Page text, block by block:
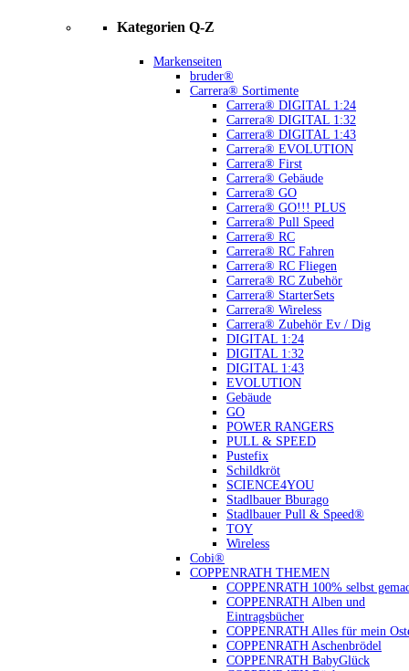
Kategorien Q-Z
Markenseiten
bruder®
Carrera® Sortimente
Carrera® DIGITAL 1:24
Carrera® DIGITAL 1:32
Carrera® DIGITAL 1:43
Carrera® EVOLUTION
Carrera® First
Carrera® Gebäude
Carrera® GO
Carrera® GO!!! PLUS
Carrera® Pull Speed
Carrera® RC
Carrera® RC Fahren
Carrera® RC Fliegen
Carrera® RC Zubehör
Carrera® StarterSets
Carrera® Wireless
Carrera® Zubehör Ev / Dig
DIGITAL 1:24
DIGITAL 1:32
DIGITAL 1:43
EVOLUTION
Gebäude
GO
POWER RANGERS
PULL & SPEED
Pustefix
Schildkröt
SCIENCE4YOU
Stadlbauer Bburago
Stadlbauer Pull & Speed®
TOY
Wireless
Cobi®
COPPENRATH THEMEN
COPPENRATH 100% selbst
COPPENRATH Alben und
Eintragsbücher
COPPENRATH Alles für mein
COPPENRATH Aschenbrödel
COPPENRATH BabyGlück